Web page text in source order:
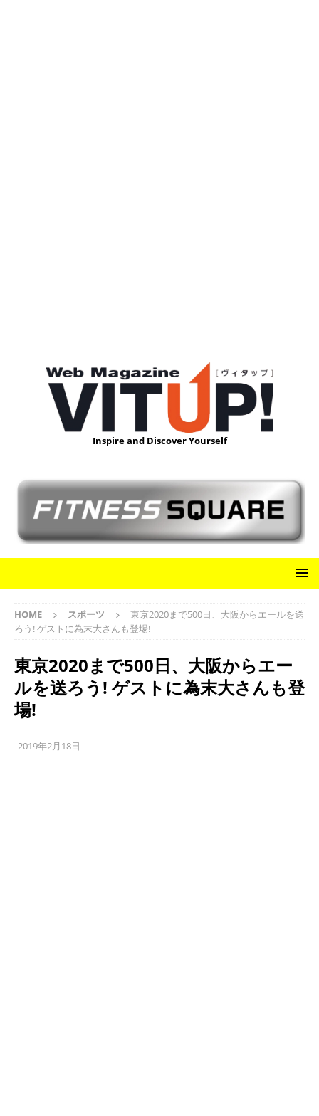
Inspire and Discover Yourself
HOME スポーツ
東京2020まで500日、大阪からエールを送
ろう! ゲストに為末大さんも登場!
東京2020まで500日、大阪からエー
ルを送ろう! ゲストに為末大さんも登
場!
2019年2月18日